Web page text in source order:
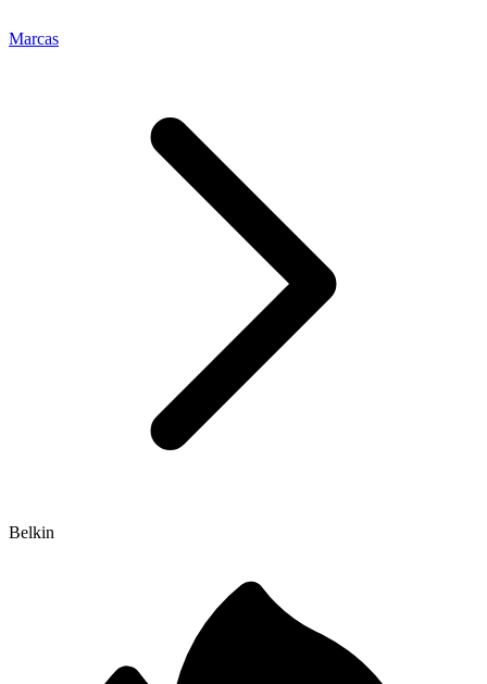
Marcas
Belkin